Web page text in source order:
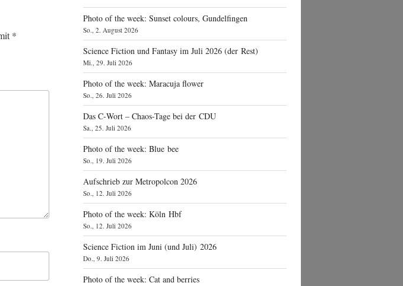
*
Photo of the week: Sunset colours, Gundelfingen
So., 2. August 2026
Science Fiction und Fantasy im Juli 2026 (der Rest)
Mi., 29. Juli 2026
Photo of the week: Maracuja flower
So., 26. Juli 2026
Das C‑Wort – Chaos-Tage bei der CDU
Sa., 25. Juli 2026
Photo of the week: Blue bee
So., 19. Juli 2026
Aufschrieb zur Metropolcon 2026
So., 12. Juli 2026
Photo of the week: Köln Hbf
So., 12. Juli 2026
Science Fiction im Juni (und Juli) 2026
Do., 9. Juli 2026
Photo of the week: Cat and berries